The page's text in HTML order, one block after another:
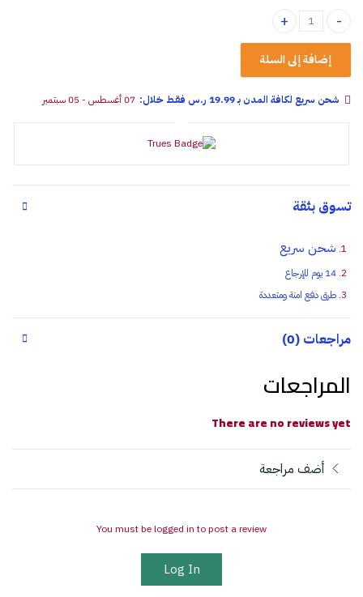
فيش شمعات كيا هيونداي 10 خطوط quantity
إضافة إلى السلة
شحن سريع لكافة المدن بـ 19.99 ر.س فقـط خلال: 07 أغسطس - 05 سبتمبر
تسوق بثقة
شحن سريع
14 يوم للإرجاع
طرق دفع امنة ومتعددة
مراجعات (0)
المراجعات
There are no reviews yet
أضف مراجعة
You must be logged in to post a review
Log In